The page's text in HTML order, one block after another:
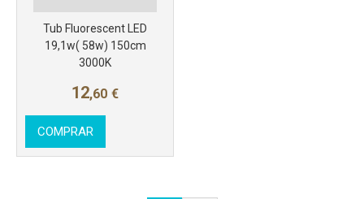
Tub Fluorescent LED
19,1w( 58w) 150cm
3000K
12,60 €
COMPRAR